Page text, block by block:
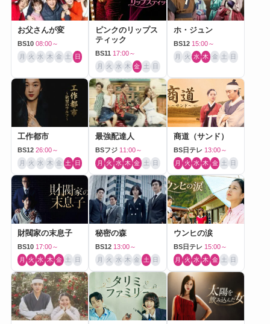
お父さんが変
BS10 08:00～
月 火 水 木 金 土 日
ピンクのリップス
ティック
BS11 17:00～
月 火 水 木 金 土 日
ホ・ジュン
BS12 15:00～
月 火 水 木 金 土 日
工作都市
BS12 26:00～
月 火 水 木 金 土 日
最強配達人
BSフジ 11:00～
月 火 水 木 金 土 日
商道（サンド）
BS日テレ 13:00～
月 火 水 木 金 土 日
財閥家の末息子
BS10 17:00～
月 火 水 木 金 土 日
秘密の森
BS12 13:00～
月 火 水 木 金 土 日
ウンヒの涙
BS日テレ 15:00～
月 火 水 木 金 土 日